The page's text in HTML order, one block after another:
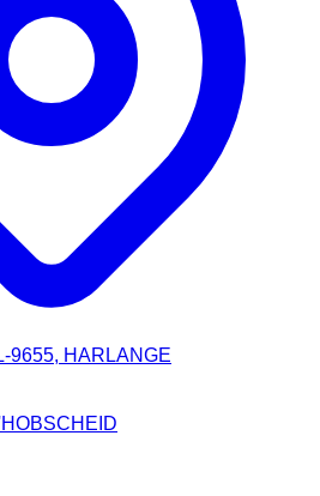
9655, HARLANGE